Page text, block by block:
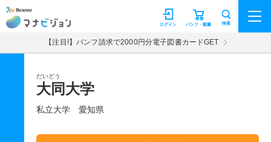
マナビジョン パンフ・願書
ログイン 検索
【注目!】パンフ請求で2000円分電子図書カードGET
だいどう
大同大学
私立大学 愛知県